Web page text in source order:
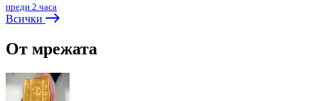
преди 2 часа
Всички
От мрежата